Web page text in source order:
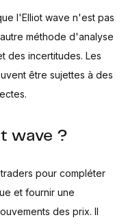
l'Elliot wave n'est pas
méthode d'analyse
des incertitudes. Les
être sujettes à des
wave ?
pour compléter
et fournir une
des prix. Il